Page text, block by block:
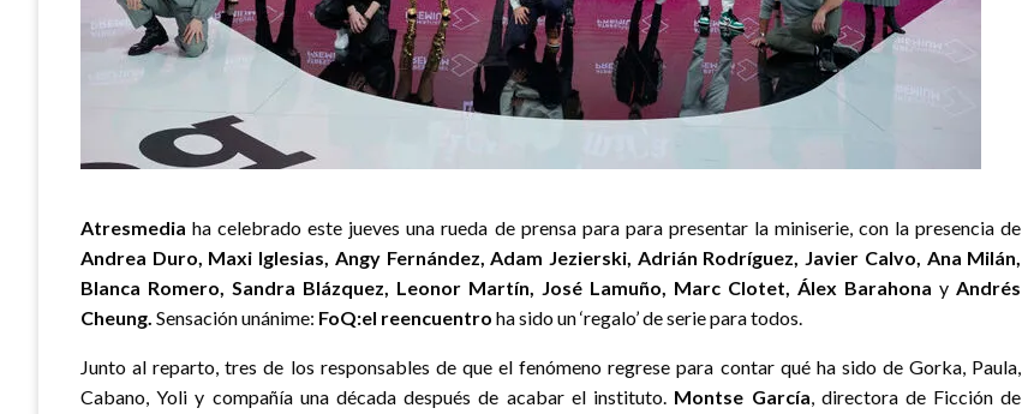
Atresmedia ha celebrado este jueves una rueda de prensa para para presentar la miniserie, con la presencia de
Andrea Duro, Maxi Iglesias, Angy Fernández, Adam Jezierski, Adrián Rodríguez, Javier Calvo, Ana Milán,
Blanca Romero, Sandra Blázquez, Leonor Martín, José Lamuño, Marc Clotet, Álex Barahona yAndrés
Cheung. Sensación unánime: FoQ:el reencuentro ha sido un ‘regalo’ de serie para todos.
Junto al reparto, tres de los responsables de que el fenómeno regrese para contar qué ha sido de Gorka, Paula,
Cabano, Yoli y compañía una década después de acabar el instituto. Montse García, directora de Ficción de